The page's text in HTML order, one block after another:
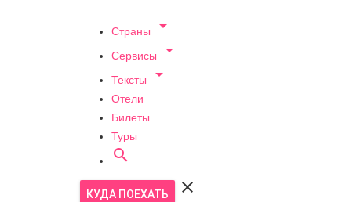
Страны 
Сервисы 
Тексты 
Отели
Билеты
Туры

КУДА ПОЕХАТЬ 